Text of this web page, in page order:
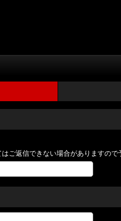
ご返信できない場合がありますので